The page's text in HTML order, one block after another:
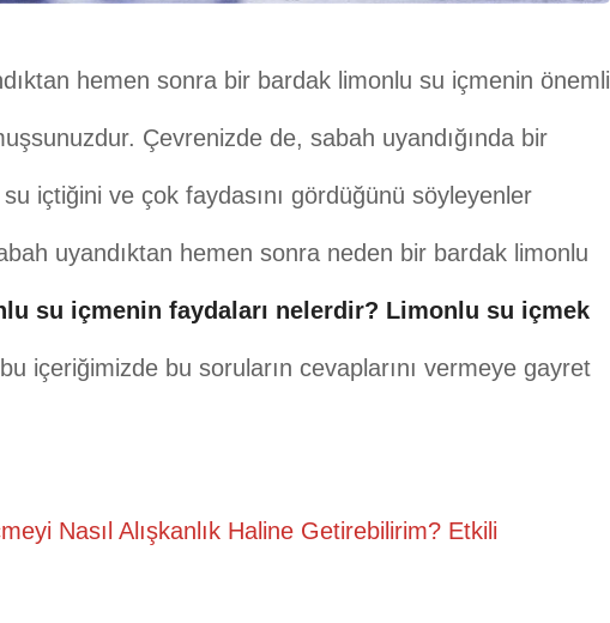
hemen sonra bir bardak limonlu su içmenin önemli
Çevrenizde de, sabah uyandığında bir
içtiğini ve çok faydasını gördüğünü söyleyenler
uyandıktan hemen sonra neden bir bardak limonlu
su içmenin faydaları nelerdir? Limonlu su içmek
bu içeriğimizde bu soruların cevaplarını vermeye gayret
Nasıl Alışkanlık Haline Getirebilirim? Etkili